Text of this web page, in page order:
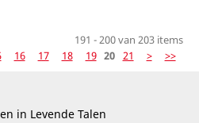
191 - 200 van 203 items
16 17 18 19 20 21 > >>
in Levende Talen